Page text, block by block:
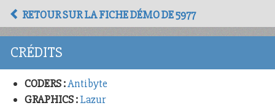
RETOUR SUR LA FICHE DÉMO DE 5977
CRÉDITS
CODERS :Antibyte
GRAPHICS :Lazur